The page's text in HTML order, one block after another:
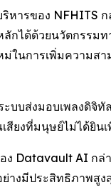
หารของ NFHITS
กได้ด้วยนวัตกรรม
ในการเพิ่มความส
บบส่งมอบเพลงดิจิ
งที่มนุษย์ไม่ได้ยิน
ง Datavault AI ก
งมีประสิทธิภาพสูง